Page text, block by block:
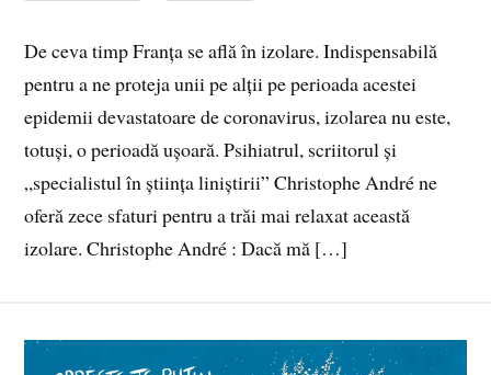
De ceva timp Franța se află în izolare. Indispensabilă
pentru a ne proteja unii pe alții pe perioada acestei
epidemii devastatoare de coronavirus, izolarea nu este,
totuși, o perioadă ușoară. Psihiatrul, scriitorul și
„specialistul în știința liniștirii” Christophe André ne
oferă zece sfaturi pentru a trăi mai relaxat această
izolare. Christophe André : Dacă mă […]